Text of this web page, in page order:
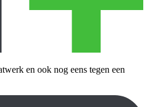
en ook nog eens tegen een